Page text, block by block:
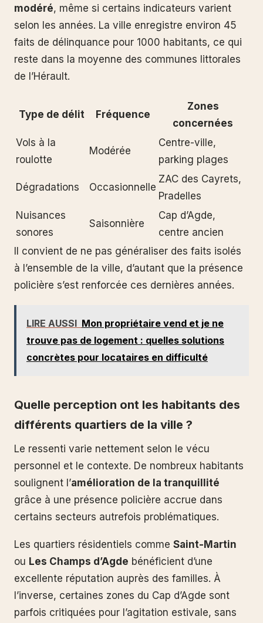
modéré, même si certains indicateurs varient
selon les années. La ville enregistre environ 45
faits de délinquance pour 1000 habitants, ce qui
reste dans la moyenne des communes littorales
de l’Hérault.
Type de délit Fréquence
Zones
concernées
Vols à la
roulotte
Modérée
Centre-ville,
parking plages
Dégradations Occasionnelle
ZAC des Cayrets,
Pradelles
Nuisances
sonores
Saisonnière
Cap d’Agde,
centre ancien
Il convient de ne pas généraliser des faits isolés
à l’ensemble de la ville, d’autant que la présence
policière s’est renforcée ces dernières années.
LIRE AUSSI Mon propriétaire vend et je ne
trouve pas de logement : quelles solutions
concrètes pour locataires en difficulté
Quelle perception ont les habitants des
différents quartiers de la ville ?
Le ressenti varie nettement selon le vécu
personnel et le contexte. De nombreux habitants
soulignent l’amélioration de la tranquillité
grâce à une présence policière accrue dans
certains secteurs autrefois problématiques.
Les quartiers résidentiels comme Saint-Martin
ou Les Champs d’Agde bénéficient d’une
excellente réputation auprès des familles. À
l’inverse, certaines zones du Cap d’Agde sont
parfois critiquées pour l’agitation estivale, sans